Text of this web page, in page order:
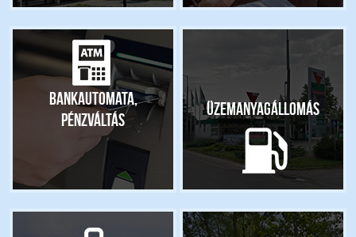
Bankautomata,
pénzváltás
Üzemanyagállomás